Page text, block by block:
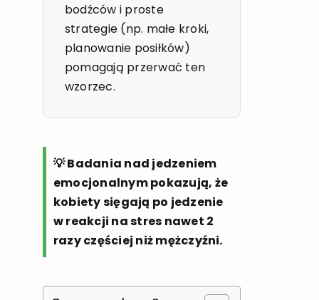
bodźców i proste
strategie (np. małe kroki,
planowanie posiłków)
pomagają przerwać ten
wzorzec.
💡 Badania nad jedzeniem
emocjonalnym pokazują, że
kobiety sięgają po jedzenie
w reakcji na stres nawet 2
razy częściej niż mężczyźni.